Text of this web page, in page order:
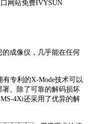
口网站免费IVYSUN
像仪，几乎能在任何
专利的X-Mode技术可以
。除了可靠的解码损坏
MS-4Xi还采用了优异的解